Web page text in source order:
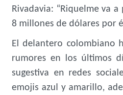
Rivadavia: “Riquelme va
8 millones de dólares por
El delantero colombiano
rumores en los últimos
sugestiva en redes
emojis azul y amarillo,